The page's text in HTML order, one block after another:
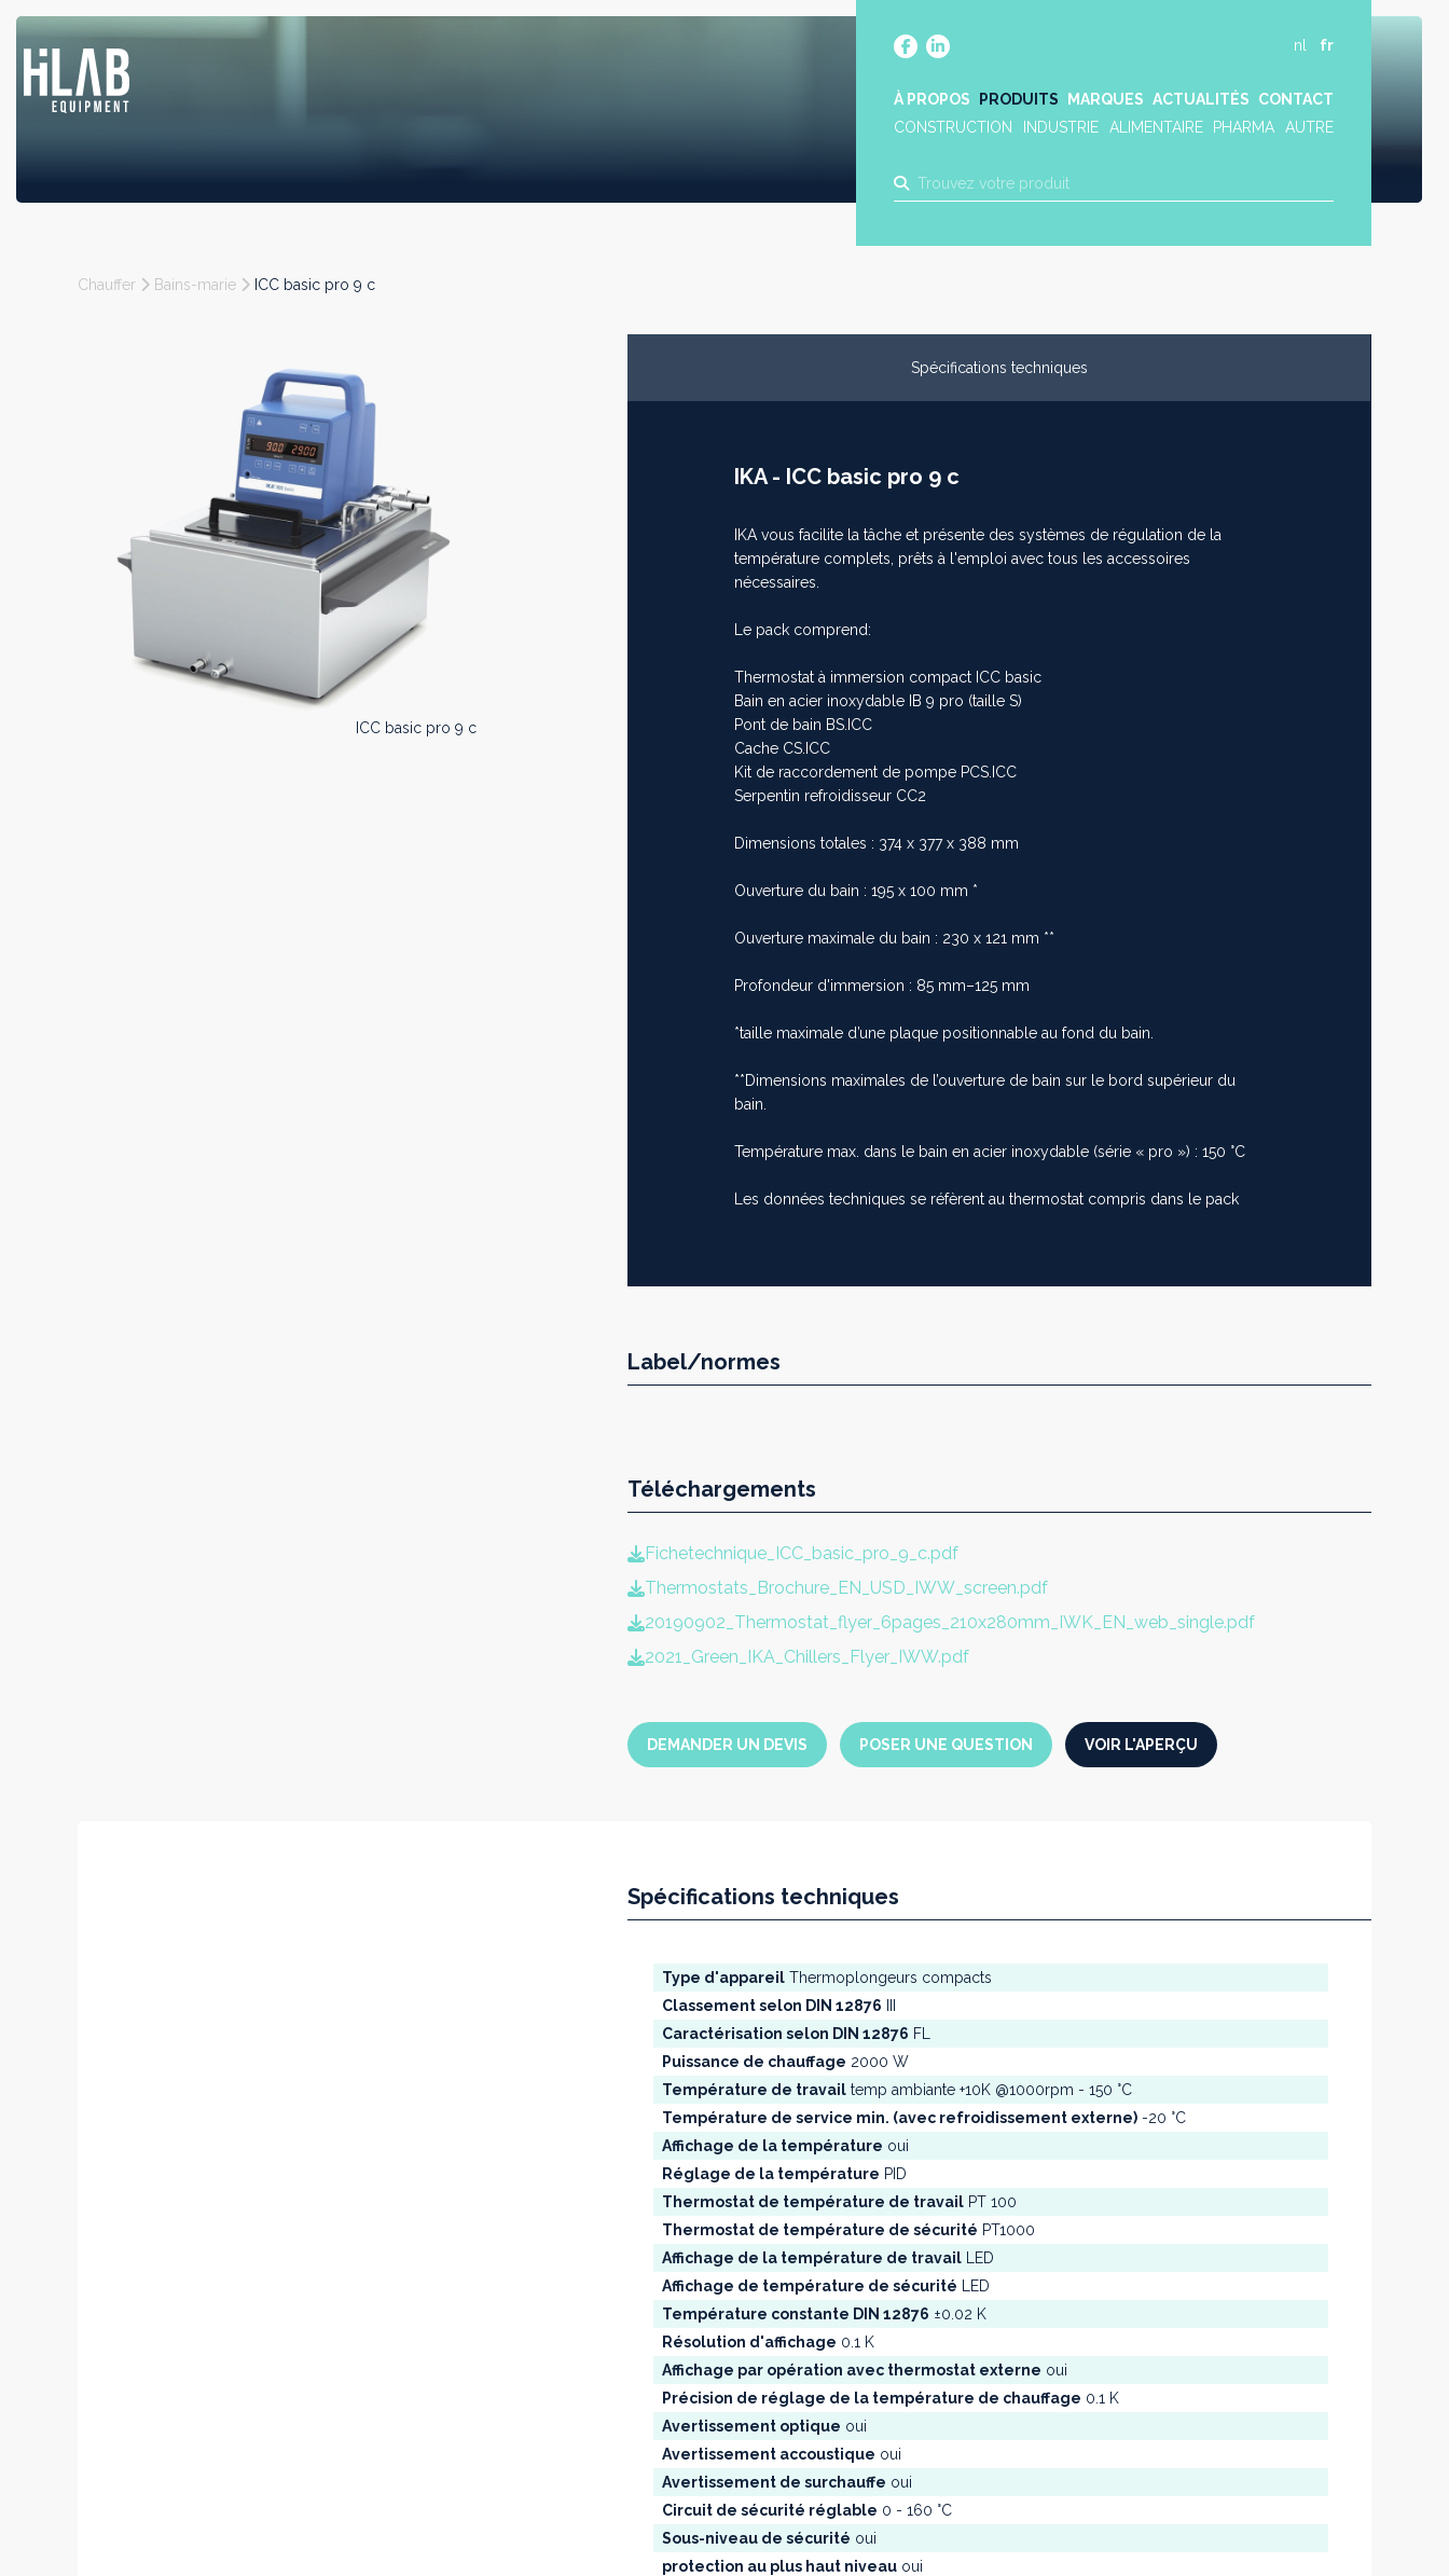
nl fr
À PROPOS PRODUITS MARQUES ACTUALITÉS
CONTACT
CONSTRUCTION
INDUSTRIE ALIMENTAIRE PHARMA AUTRE
Chauffer Bains-marie ICC basic pro 9 c
ICC basic pro 9 c
Spécifications techniques
IKA - ICC basic pro 9 c
IKA vous facilite la tâche et présente des systèmes de régulation de la
température complets, prêts à l'emploi avec tous les accessoires
nécessaires.
Le pack comprend:
Thermostat à immersion compact ICC basic
Bain en acier inoxydable IB 9 pro (taille S)
Pont de bain BS.ICC
Cache CS.ICC
Kit de raccordement de pompe PCS.ICC
Serpentin refroidisseur CC2
Dimensions totales : 374 x 377 x 388 mm
Ouverture du bain : 195 x 100 mm *
Ouverture maximale du bain : 230 x 121 mm **
Profondeur d'immersion : 85 mm–125 mm
*taille maximale d’une plaque positionnable au fond du bain.
**Dimensions maximales de l’ouverture de bain sur le bord supérieur du
bain.
Température max. dans le bain en acier inoxydable (série « pro ») : 150 °C
Les données techniques se réfèrent au thermostat compris dans le pack
Label/normes
Téléchargements
Fichetechnique_ICC_basic_pro_9_c.pdf
Thermostats_Brochure_EN_USD_IWW_screen.pdf
20190902_Thermostat_flyer_6pages_210x280mm_IWK_EN_web_single.pdf
2021_Green_IKA_Chillers_Flyer_IWW.pdf
DEMANDER UN DEVIS POSER UNE QUESTION VOIR L'APERÇU
Spécifications techniques
Type d'appareil Thermoplongeurs compacts
Classement selon DIN 12876
Caractérisation selon DIN 12876 FL
Puissance de chauffage 2000 W
Température de travail temp ambiante +10K @1000rpm - 150 °C
Température de service min. (avec refroidissement externe) -20 °C
Affichage de la température oui
Réglage de la température PID
Thermostat de température de travail PT 100
Thermostat de température de sécurité PT1000
Affichage de la température de travail LED
Affichage de température de sécurité LED
Température constante DIN 12876 ±0.02 K
Résolution d'affichage 0.1 K
Affichage par opération avec thermostat externe oui
Précision de réglage de la température de chauffage 0.1 K
Avertissement optique oui
Avertissement accoustique oui
Avertissement de surchauffe oui
Circuit de sécurité réglable 0 - 160 °C
Sous-niveau de sécurité oui
protection au plus haut niveau oui